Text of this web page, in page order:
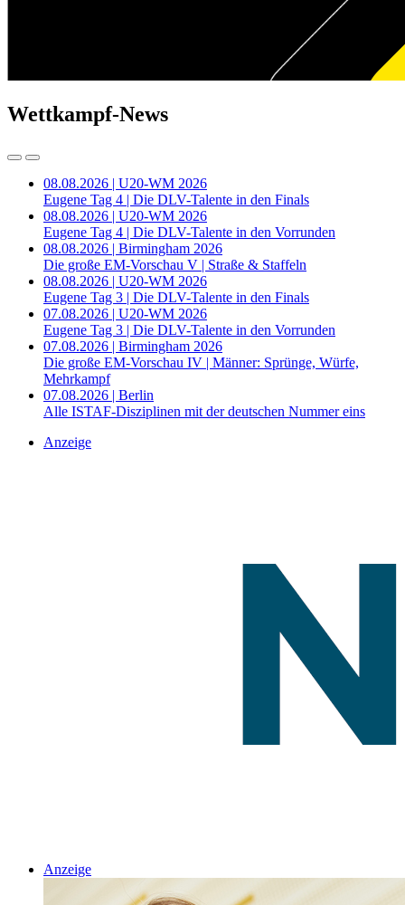
Wettkampf-News
08.08.2026 | U20-WM 2026
Eugene Tag 4 | Die DLV-Talente in den Finals
08.08.2026 | U20-WM 2026
Eugene Tag 4 | Die DLV-Talente in den Vorrunden
08.08.2026 | Birmingham 2026
Die große EM-Vorschau V | Straße & Staffeln
08.08.2026 | U20-WM 2026
Eugene Tag 3 | Die DLV-Talente in den Finals
07.08.2026 | U20-WM 2026
Eugene Tag 3 | Die DLV-Talente in den Vorrunden
07.08.2026 | Birmingham 2026
Die große EM-Vorschau IV | Männer: Sprünge, Würfe,
Mehrkampf
07.08.2026 | Berlin
Alle ISTAF-Disziplinen mit der deutschen Nummer eins
Anzeige
Anzeige